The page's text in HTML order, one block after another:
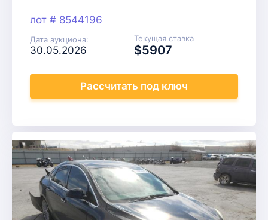
лот # 8544196
Дата аукциона:
30.05.2026
Текущая ставка
$5907
Рассчитать под ключ